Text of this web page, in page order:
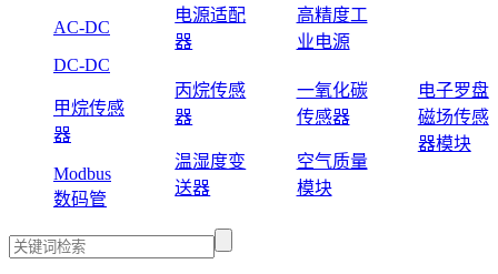
AC-DC
DC-DC
电源适配
器
高精度工
业电源
甲烷传感
器
Modbus
数码管
丙烷传感
器
温湿度变
送器
一氧化碳
传感器
空气质量
模块
电子罗盘
磁场传感
器模块